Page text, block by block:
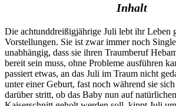
Inhalt
Die achtunddreißigjährige Juli lebt ihr Leben
Vorstellungen. Sie ist zwar immer noch
unabhängig, dass sie ihren Traumberuf
bereit sein muss, ohne Probleme ausführen
passiert etwas, an das Juli im Traum nicht
unter einer Geburt, fast noch während sie
darüber stritt, ob das Baby nun auf